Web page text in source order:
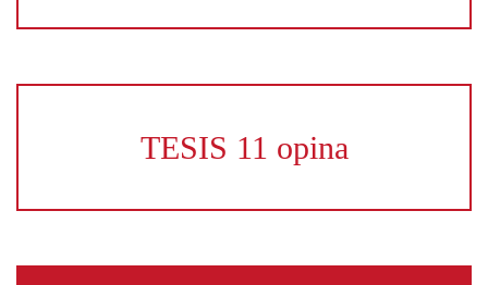
TESIS 11 opina